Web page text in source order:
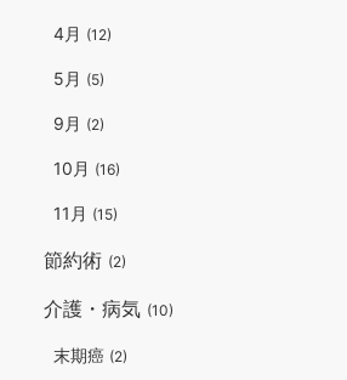
4月 (12)
5月 (5)
9月 (2)
10月 (16)
11月 (15)
節約術 (2)
介護・病気 (10)
末期癌 (2)